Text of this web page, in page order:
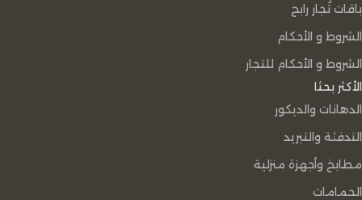
باقات تُجار رابح
الشروط و الأحكام
الشروط و الأحكام للتجار
الأكثر بحثا
الدهانات والديكور
التدفئة والتبريد
مطابخ وأجهزة منزلية
الحمامات